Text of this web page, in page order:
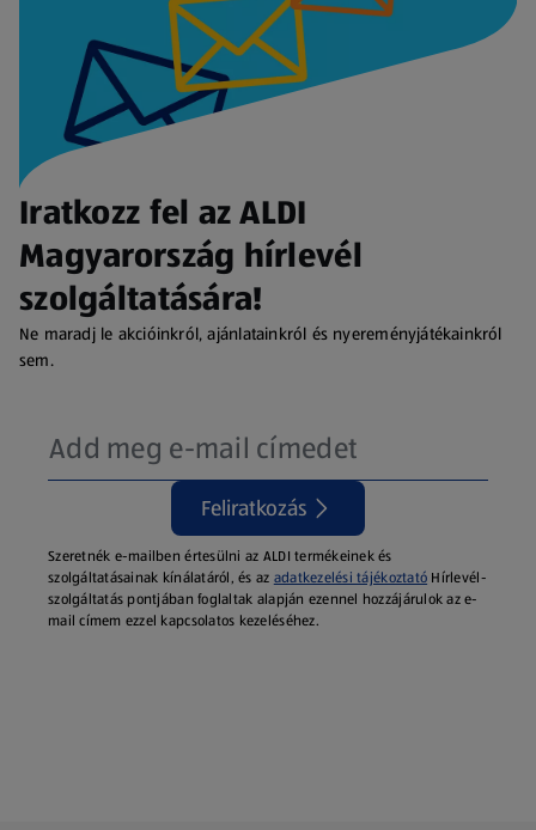
Iratkozz fel az ALDI
Magyarország hírlevél
szolgáltatására!
Ne maradj le akcióinkról, ajánlatainkról és nyereményjátékainkról
sem.
Feliratkozás
Szeretnék e-mailben értesülni az ALDI termékeinek és
szolgáltatásainak kínálatáról, és az adatkezelési tájékoztató Hírlevél-
szolgáltatás pontjában foglaltak alapján ezennel hozzájárulok az e-
mail címem ezzel kapcsolatos kezeléséhez.